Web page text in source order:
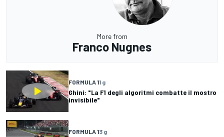
More from
Franco Nugnes
FORMULA 11 g
Ghini: "La F1 degli algoritmi combatte il mostro
invisibile"
FORMULA 13 g